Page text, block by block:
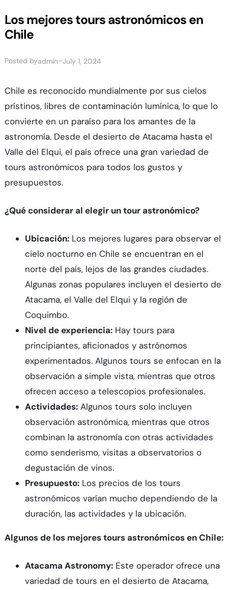
Los mejores tours astronómicos en
Chile
Posted byadmin–July 1, 2024
Chile es reconocido mundialmente por sus cielos
prístinos, libres de contaminación lumínica, lo que lo
convierte en un paraíso para los amantes de la
astronomía. Desde el desierto de Atacama hasta el
Valle del Elqui, el país ofrece una gran variedad de
tours astronómicos para todos los gustos y
presupuestos.
¿Qué considerar al elegir un tour astronómico?
Ubicación:Los mejores lugares para observar el
cielo nocturno en Chile se encuentran en el
norte del país, lejos de las grandes ciudades.
Algunas zonas populares incluyen el desierto de
Atacama, el Valle del Elqui y la región de
Coquimbo.
Nivel de experiencia:Hay tours para
principiantes, aficionados y astrónomos
experimentados. Algunos tours se enfocan en la
observación a simple vista, mientras que otros
ofrecen acceso a telescopios profesionales.
Actividades:Algunos tours solo incluyen
observación astronómica, mientras que otros
combinan la astronomía con otras actividades
como senderismo, visitas a observatorios o
degustación de vinos.
Presupuesto:Los precios de los tours
astronómicos varían mucho dependiendo de la
duración, las actividades y la ubicación.
Algunos de los mejores tours astronómicos en Chile:
Atacama Astronomy:Este operador ofrece una
variedad de tours en el desierto de Atacama,